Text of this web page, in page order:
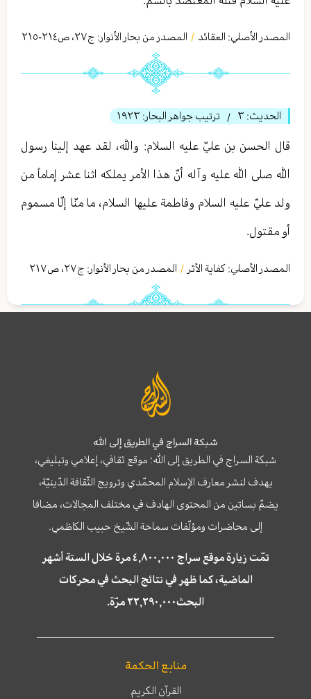
المصدر الأصلي: العقائد / المصدر من بحار الأنوار: ج٢٧، ص٢١٤-٢١٥
الحديث: ٣ / ترتيب جواهر البحار: ١٩٢٣
قال الحسن بن عليّ عليه السلام: والله، لقد عهد إلينا رسول
الله صلى الله عليه وآله أنّ هذا الأمر يملكه اثنا عشر إماماً من
ولد عليّ عليه السلام وفاطمة عليها السلام، ما منّا إلّا مسموم
أو مقتول.
المصدر الأصلي: كفایة الأثر / المصدر من بحار الأنوار: ج٢٧، ص٢١٧
شبكة السراج في الطريق إلى الله
شبكة السراج في الطريق إلى الله؛ موقع ثقافي، إعلامي وتبليغي،
يهدف لنشر معارف الإسلام المحمّدي وترويج الثّقافة الدّينيّة،
يضمّ بساتين من المحتوى الهادف في مختلف المجالات، مضافا
إلى محاضرات ومؤلّفات سماحة الشّيخ حبيب الكاظمي.
تمّت زيارة موقع سراج ٤,٨٠٠,٠٠٠ مرة خلال الستة أشهر
الماضية، كما ظهر في نتائج البحث في محركات
البحث٢٢,٢٩٠,٠٠٠ مرّة.
منابع الحكمة
القرآن الكريم